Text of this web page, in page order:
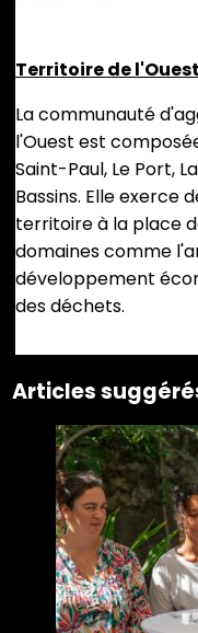
Territoire de l'Ouest
La communauté
l'Ouest est
Saint-Paul, Le Port,
Bassins. Elle exerce
territoire à la place
domaines comme
développement
des déchets.
Articles